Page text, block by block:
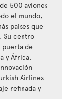
500 aviones
el mundo,
países que
Su centro
puerta de
y África.
Airlines
refinada y